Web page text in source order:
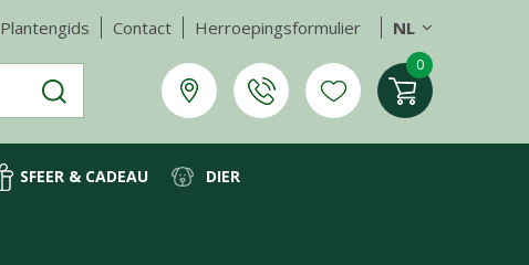
Plantengids Contact Herroepingsformulier NL
SFEER & CADEAU DIER